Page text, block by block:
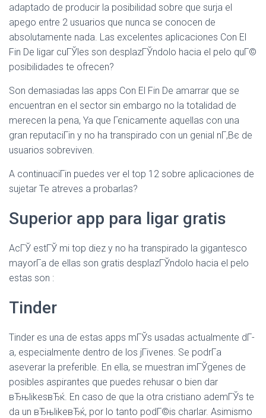
adaptado de producir la posibilidad sobre que surja el
apego entre 2 usuarios que nunca se conocen de
absolutamente nada. Las excelentes aplicaciones Con El
Fin De ligar cuГЎles son desplazГЎndolo hacia el pelo quГ©
posibilidades te ofrecen?
Son demasiadas las apps Con El Fin De amarrar que se
encuentran en el sector sin embargo no la totalidad de
merecen la pena, Ya que Гєnicamente aquellas con una
gran reputaciГіn y no ha transpirado con un genial nГ‚Вє de
usuarios sobreviven.
A continuaciГіn puedes ver el top 12 sobre aplicaciones de
sujetar Te atreves a probarlas?
Superior app para ligar gratis
AcГЎ estГЎ mi top diez y no ha transpirado la gigantesco
mayorГ­a de ellas son gratis desplazГЎndolo hacia el pelo
estas son :
Tinder
Tinder es una de estas apps mГЎs usadas actualmente dГ­
a, especialmente dentro de los jГіvenes. Se podrГ­a
aseverar la preferible. En ella, se muestran imГЎgenes de
posibles aspirantes que puedes rehusar o bien dar
вЂњlikesвЂќ. En caso de que la otra cristiano ademГЎs te
da un вЂњlikeвЂќ, por lo tanto podГ©is charlar. Asimismo